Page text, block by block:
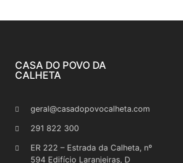
CASA DO POVO DA
CALHETA
geral@casadopovocalheta.com
291 822 300
ER 222 – Estrada da Calheta, nº
594 Edifício Laranjeiras, D